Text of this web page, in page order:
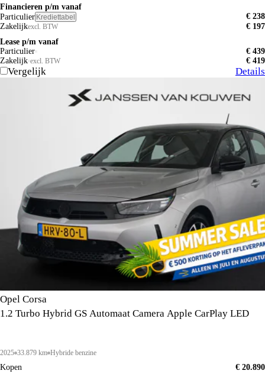
Financieren p/m vanaf
Particulier Krediettabel
€ 238
Zakelijkexcl. BTW
€ 197
Lease p/m vanaf
Particulier
€ 439
Zakelijk excl. BTW € 419
Vergelijk Details
Opel Corsa
1.2 Turbo Hybrid GS Automaat Camera Apple CarPlay LED
2025 33.879 km Hybride benzine
Kopen
€ 20.890